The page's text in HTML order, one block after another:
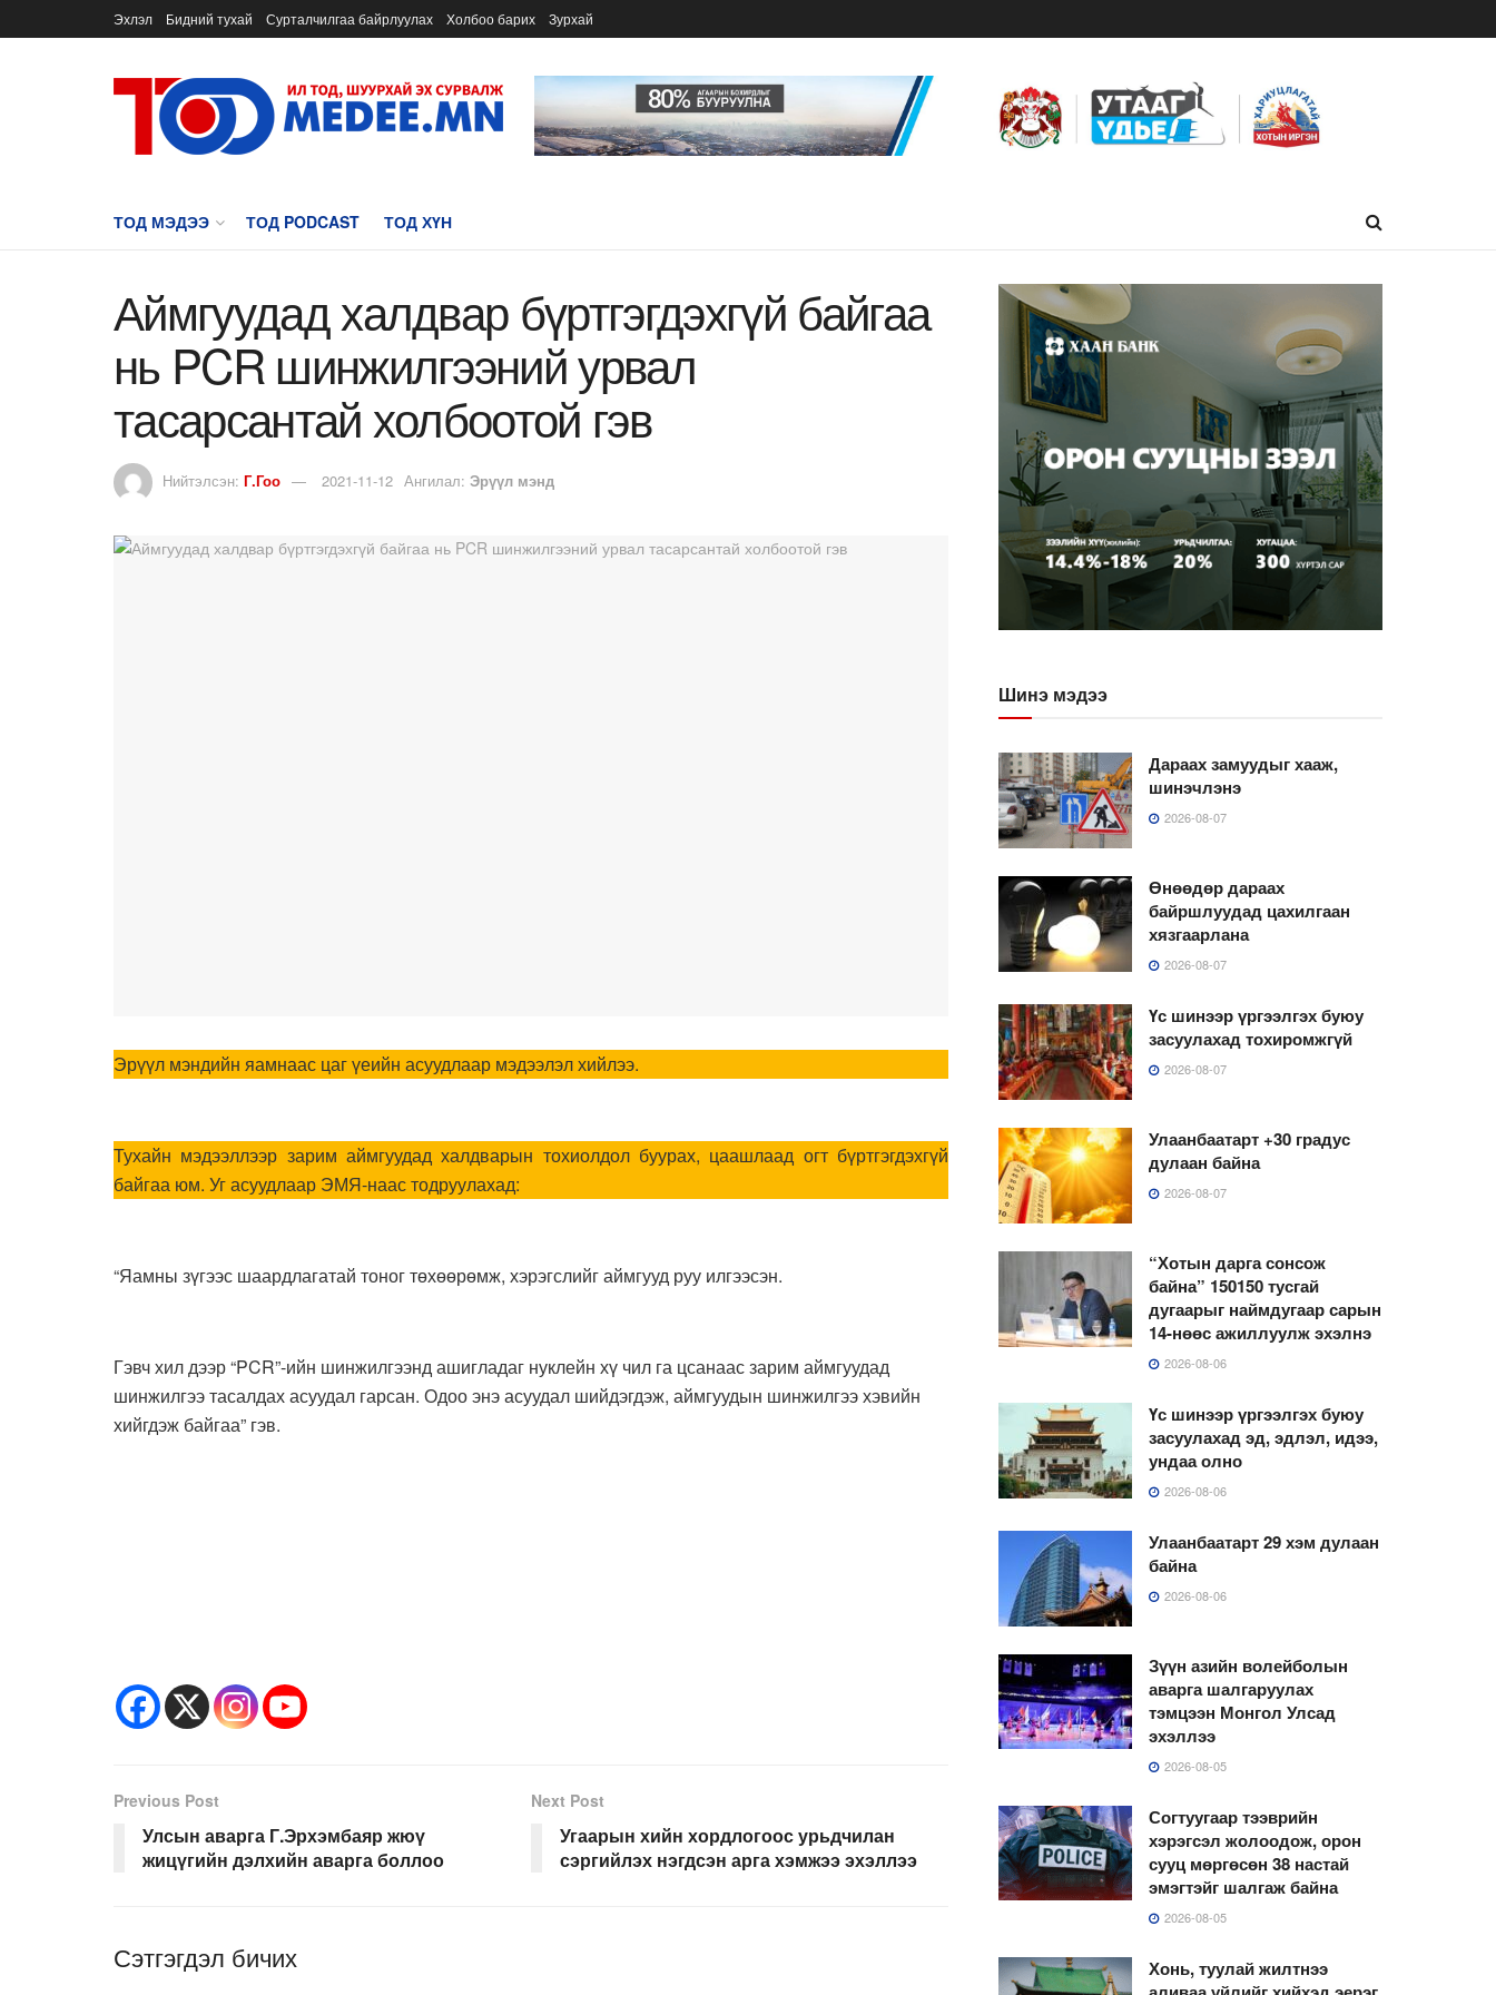
Эхлэл Бидний тухай Сурталчилгаа байрлуулах Холбоо барих Зурхай
ТОД МЭДЭЭ ТОД PODCAST ТОД ХҮН
​Аймгуудад халдвар бүртгэгдэхгүй байгаа
нь PCR шинжилгээний урвал
тасарсантай холбоотой гэв
Нийтэлсэн: Г.Гоо 2021-11-12 Ангилал: Эрүүл мэнд
Эрүүл мэндийн яамнаас цаг үеийн асуудлаар мэдээлэл хийлээ.
Тухайн мэдээллээр зарим аймгуудад халдварын тохиолдол буурах, цаашлаад огт бүртгэгдэхгүй
байгаа юм. Уг асуудлаар ЭМЯ-наас тодруулахад:
“Яамны зүгээс шаардлагатай тоног төхөөрөмж, хэрэгслийг аймгууд руу илгээсэн.
Гэвч хил дээр “PCR”-ийн шинжилгээнд ашигладаг нуклейн хү чил га цсанаас зарим аймгуудад
шинжилгээ тасалдах асуудал гарсан. Одоо энэ асуудал шийдэгдэж, аймгуудын шинжилгээ хэвийн
хийгдэж байгаа” гэв.
Previous Post
Улсын аварга Г.Эрхэмбаяр жюү
жицүгийн дэлхийн аварга боллоо
Next Post
Угаарын хийн хордлогоос урьдчилан
сэргийлэх нэгдсэн арга хэмжээ эхэллээ
Сэтгэгдэл бичих
Шинэ мэдээ
Дараах замуудыг хааж,
шинэчлэнэ
2026-08-07
Өнөөдөр дараах
байршлуудад цахилгаан
хязгаарлана
2026-08-07
Үс шинээр үргээлгэх буюу
засуулахад тохиромжгүй
2026-08-07
Улаанбаатарт +30 градус
дулаан байна
2026-08-07
“Хотын дарга сонсож
байна” 150150 тусгай
дугаарыг наймдугаар сарын
14-нөөс ажиллуулж эхэлнэ
2026-08-06
Үс шинээр үргээлгэх буюу
засуулахад эд, эдлэл, идээ,
ундаа олно
2026-08-06
Улаанбаатарт 29 хэм дулаан
байна
2026-08-06
Зүүн азийн волейболын
аварга шалгаруулах
тэмцээн Монгол Улсад
эхэллээ
2026-08-05
Согтуугаар тээврийн
хэрэгсэл жолоодож, орон
сууц мөргөсөн 38 настай
эмэгтэйг шалгаж байна
2026-08-05
Хонь, туулай жилтнээ